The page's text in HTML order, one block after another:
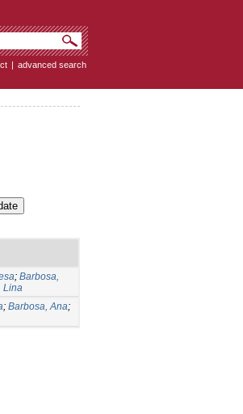
| advanced search
; Barbosa,
Lina
; Barbosa, Ana;